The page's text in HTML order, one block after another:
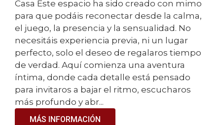
Casa Este espacio ha sido creado con mimo
para que podáis reconectar desde la calma,
el juego, la presencia y la sensualidad. No
necesitáis experiencia previa, ni un lugar
perfecto, solo el deseo de regalaros tiempo
de verdad. Aquí comienza una aventura
íntima, donde cada detalle está pensado
para invitaros a bajar el ritmo, escucharos
más profundo y abr...
MÁS INFORMACIÓN